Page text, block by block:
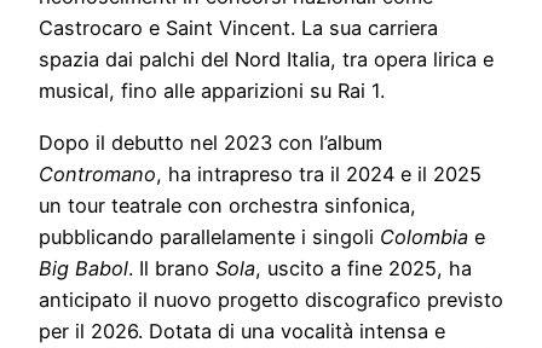
Castrocaro e Saint Vincent. La sua carriera
spazia dai palchi del Nord Italia, tra opera lirica e
musical, fino alle apparizioni su Rai 1.
Dopo il debutto nel 2023 con l’album
Contromano, ha intrapreso tra il 2024 e il 2025
un tour teatrale con orchestra sinfonica,
pubblicando parallelamente i singoli Colombia e
Big Babol. Il brano Sola, uscito a fine 2025, ha
anticipato il nuovo progetto discografico previsto
per il 2026. Dotata di una vocalità intensa e